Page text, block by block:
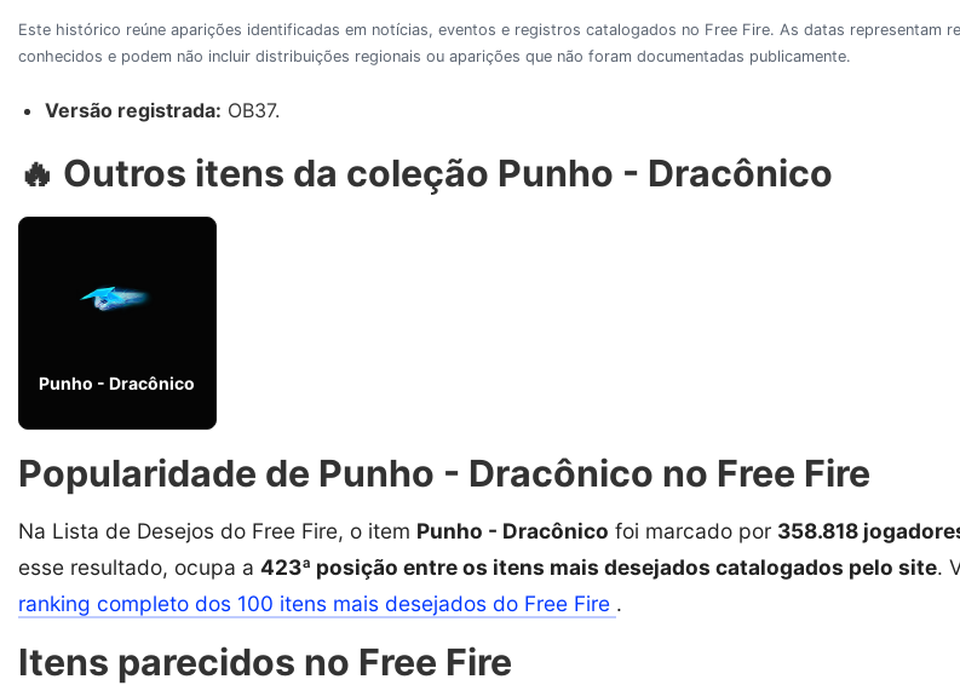
Este histórico reúne aparições identificadas em notícias, eventos e registros catalogados no Free Fire. As datas representam
conhecidos e podem não incluir distribuições regionais ou aparições que não foram documentadas publicamente.
Versão registrada: OB37.
🔥 Outros itens da coleção Punho - Dracônico
Punho - Dracônico
Popularidade de Punho - Dracônico no Free Fire
Na Lista de Desejos do Free Fire, o item Punho - Dracônico foi marcado por 358.818
esse resultado, ocupa a 423ª posição entre os itens mais desejados catalogados pelo site.
ranking completo dos 100 itens mais desejados do Free Fire .
Itens parecidos no Free Fire